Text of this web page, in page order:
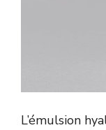
L’émulsion